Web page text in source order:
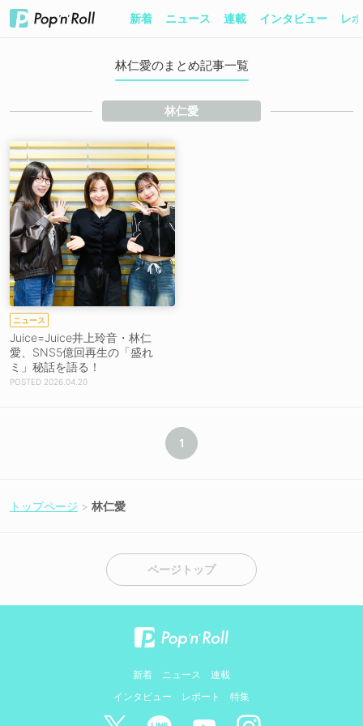
新着 ニュース 連載 インタビュー レ
林仁愛のまとめ記事一覧
林仁愛
ニュース
Juice=Juice井上玲音・林仁
愛、SNS5億回再生の「盛れ
ミ」秘話を語る！
2026.04.20
1
トップページ 林仁愛
ページトップ
新着 ニュース
連載
インタビュー
レポート 特集